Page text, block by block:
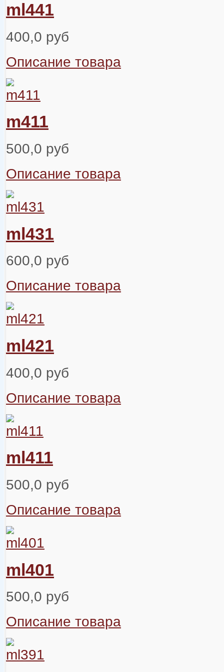
ml441
400,0 руб
Описание товара
m411
500,0 руб
Описание товара
ml431
600,0 руб
Описание товара
ml421
400,0 руб
Описание товара
ml411
500,0 руб
Описание товара
ml401
500,0 руб
Описание товара